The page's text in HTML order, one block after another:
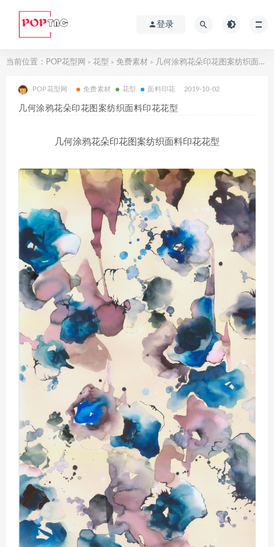
登录
当前位置： POP花型网 > 花型 > 免费素材 > 几何涂鸦花朵印花图案纺织面料印花花型
POP花型网 免费素材 花型 面料印花 2019-10-02
几何涂鸦花朵印花图案纺织面料印花花型
几何涂鸦花朵印花图案纺织面料印花花型